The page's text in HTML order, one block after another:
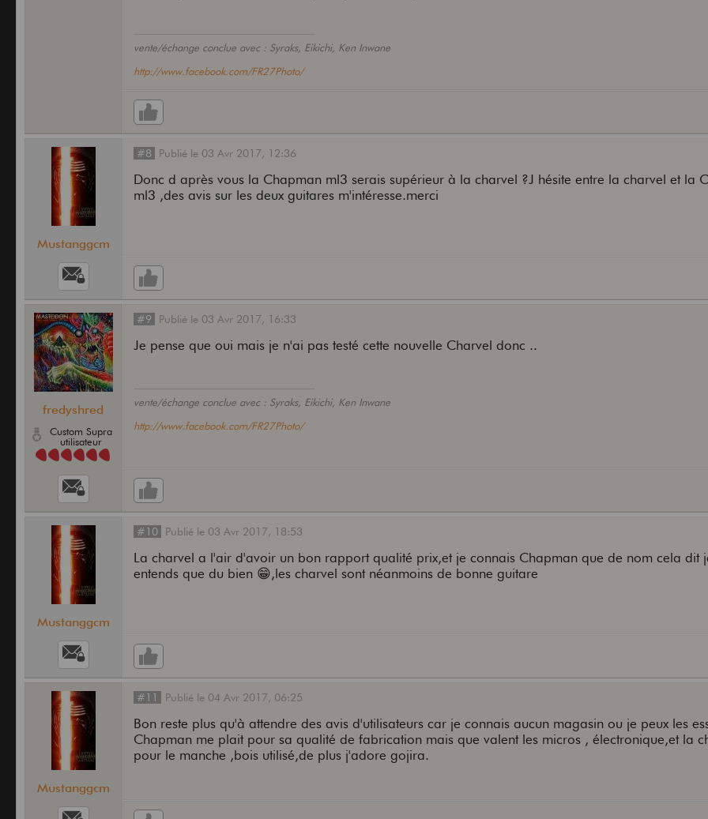
vente/échange conclue avec : Syraks, Eikichi, Ken Inwane
http://www.facebook.com/FR27Photo/
Mustanggcm
#8 Publié le 03 Avr 2017, 12:36
Donc d après vous la Chapman ml3 serais supérieur à la charvel ?J hésite entre la charvel et la
ml3 ,des avis sur les deux guitares m'intéresse.merci
fredyshred
Custom Supra
utilisateur
#9 Publié le 03 Avr 2017, 16:33
Je pense que oui mais je n'ai pas testé cette nouvelle Charvel donc ..
vente/échange conclue avec : Syraks, Eikichi, Ken Inwane
http://www.facebook.com/FR27Photo/
Mustanggcm
#10 Publié le 03 Avr 2017, 18:53
La charvel a l'air d'avoir un bon rapport qualité prix,et je connais Chapman que de nom cela dit
entends que du bien 😁,les charvel sont néanmoins de bonne guitare
Mustanggcm
#11 Publié le 04 Avr 2017, 06:25
Bon reste plus qu'à attendre des avis d'utilisateurs car je connais aucun magasin ou je peux les
Chapman me plait pour sa qualité de fabrication mais que valent les micros , électronique,et la
pour le manche ,bois utilisé,de plus j'adore gojira.